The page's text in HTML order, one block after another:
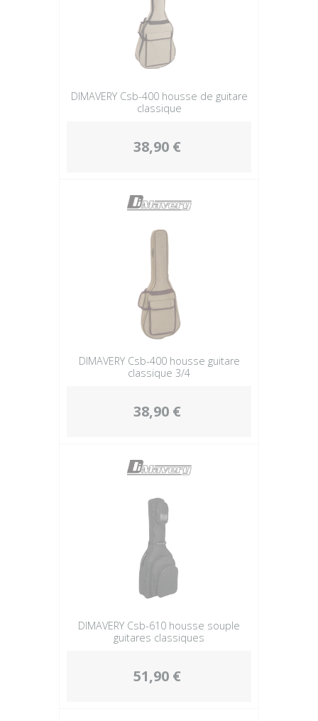
DIMAVERY Csb-400 housse de guitare
classique
38,90 €
DIMAVERY Csb-400 housse guitare
classique 3/4
38,90 €
DIMAVERY Csb-610 housse souple
guitares classiques
51,90 €